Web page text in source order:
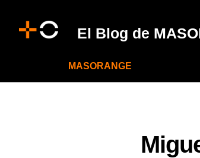
El Blog de
MASORANGE